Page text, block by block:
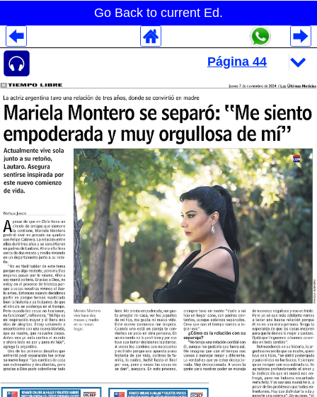
Go Back to current Ed.
Despliegues Analytics
Despliegues Totales
Despliegues por Rubros